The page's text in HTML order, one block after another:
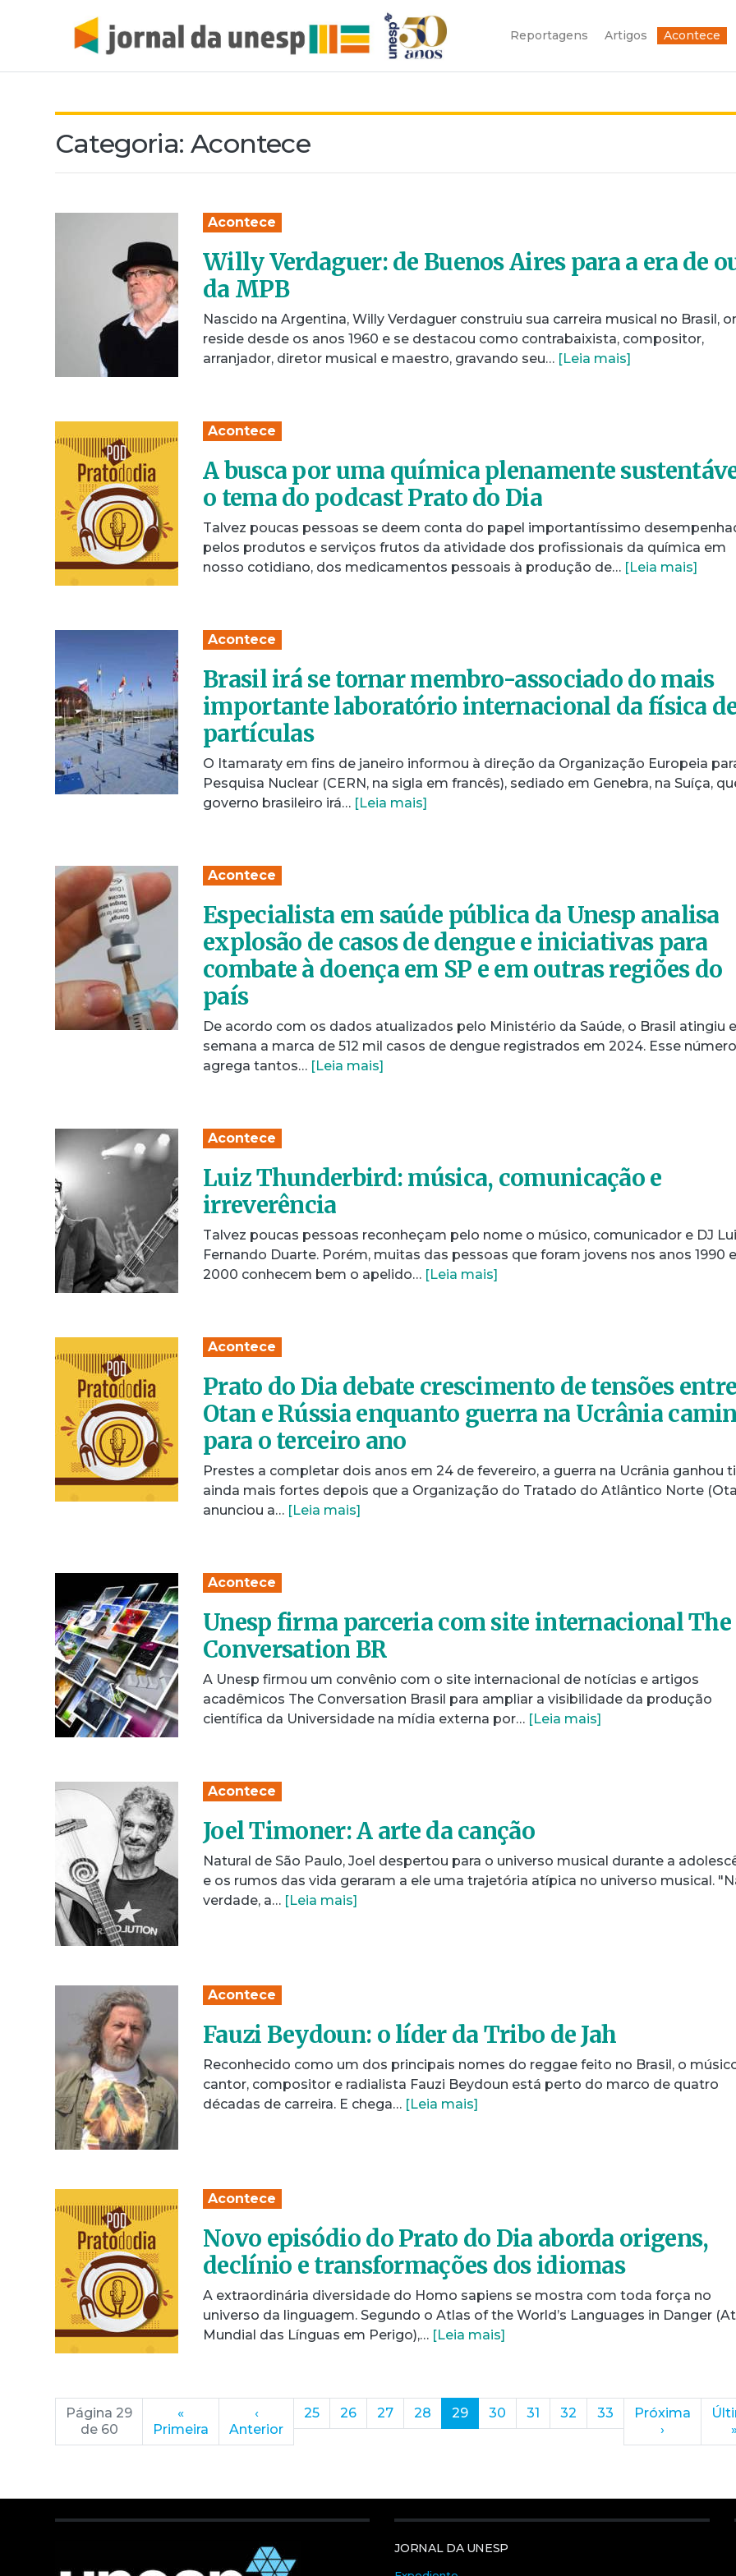
Reportagens Artigos Acontece
Categoria:Acontece
Acontece
Willy Verdaguer: de Buenos Aires para a era de
da MPB
Nascido na Argentina, Willy Verdaguer construiu sua carreira musical no Brasil,
reside desde os anos 1960 e se destacou como contrabaixista, compositor,
arranjador, diretor musical e maestro, gravando seu… [Leia mais]
Acontece
A busca por uma química plenamente
o tema do podcast Prato do Dia
Talvez poucas pessoas se deem conta do papel importantíssimo
pelos produtos e serviços frutos da atividade dos profissionais da química em
nosso cotidiano, dos medicamentos pessoais à produção de… [Leia mais]
Acontece
Brasil irá se tornar membro-associado do mais
importante laboratório internacional da física
partículas
O Itamaraty em fins de janeiro informou à direção da Organização Europeia
Pesquisa Nuclear (CERN, na sigla em francês), sediado em Genebra, na Suíça,
governo brasileiro irá… [Leia mais]
Acontece
Especialista em saúde pública da Unesp analisa
explosão de casos de dengue e iniciativas para
combate à doença em SP e em outras regiões do
país
De acordo com os dados atualizados pelo Ministério da Saúde, o Brasil atingiu
semana a marca de 512 mil casos de dengue registrados em 2024. Esse número
agrega tantos… [Leia mais]
Acontece
Luiz Thunderbird: música, comunicação e
irreverência
Talvez poucas pessoas reconheçam pelo nome o músico, comunicador e DJ
Fernando Duarte. Porém, muitas das pessoas que foram jovens nos anos 1990 e
2000 conhecem bem o apelido… [Leia mais]
Acontece
Prato do Dia debate crescimento de tensões
Otan e Rússia enquanto guerra na Ucrânia
para o terceiro ano
Prestes a completar dois anos em 24 de fevereiro, a guerra na Ucrânia ganhou
ainda mais fortes depois que a Organização do Tratado do Atlântico Norte
anunciou a… [Leia mais]
Acontece
Unesp firma parceria com site internacional The
Conversation BR
A Unesp firmou um convênio com o site internacional de notícias e artigos
acadêmicos The Conversation Brasil para ampliar a visibilidade da produção
científica da Universidade na mídia externa por… [Leia mais]
Acontece
Joel Timoner: A arte da canção
Natural de São Paulo, Joel despertou para o universo musical durante a
e os rumos das vida geraram a ele uma trajetória atípica no universo musical.
verdade, a… [Leia mais]
Acontece
Fauzi Beydoun: o líder da Tribo de Jah
Reconhecido como um dos principais nomes do reggae feito no Brasil, o
cantor, compositor e radialista Fauzi Beydoun está perto do marco de quatro
décadas de carreira. E chega… [Leia mais]
Acontece
Novo episódio do Prato do Dia aborda origens,
declínio e transformações dos idiomas
A extraordinária diversidade do Homo sapiens se mostra com toda força no
universo da linguagem. Segundo o Atlas of the World’s Languages in Danger
Mundial das Línguas em Perigo),… [Leia mais]
Página 29
de 60
«
Primeira
‹
Anterior
25 26 27 28 29(current)
30 31 32 33
Próxima
›
JORNAL DA UNESP